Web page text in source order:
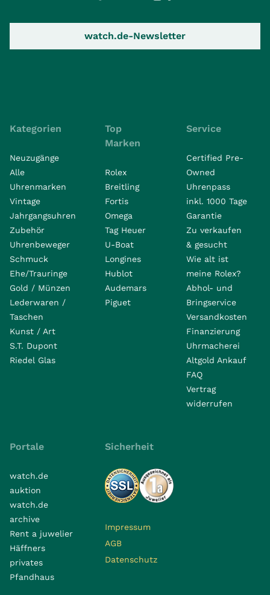
watch.de-Newsletter
Kategorien
Neuzugänge
Alle
Uhrenmarken
Vintage
Jahrgangsuhren
Zubehör
Uhrenbeweger
Schmuck
Ehe/Trauringe
Gold / Münzen
Lederwaren /
Taschen
Kunst / Art
S.T. Dupont
Riedel Glas
Top
Marken
Rolex
Breitling
Fortis
Omega
Tag Heuer
U-Boat
Longines
Hublot
Audemars
Piguet
Service
Certified Pre-
Owned
Uhrenpass
inkl. 1000 Tage
Garantie
Zu verkaufen
& gesucht
Wie alt ist
meine Rolex?
Abhol- und
Bringservice
Versandkosten
Finanzierung
Uhrmacherei
Altgold Ankauf
FAQ
Vertrag
widerrufen
Portale
watch.de
auktion
watch.de
archive
Rent a juwelier
Häffners
privates
Pfandhaus
Sicherheit
Impressum
AGB
Datenschutz